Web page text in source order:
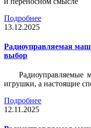
Подробнее
13.12.2025
Радиоуправляемая
выбор
Радиоуправляемые
игрушки, а настоящие
Подробнее
12.11.2025